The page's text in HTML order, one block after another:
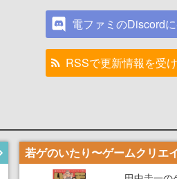
電ファミのDiscord
RSSで更新情報を受